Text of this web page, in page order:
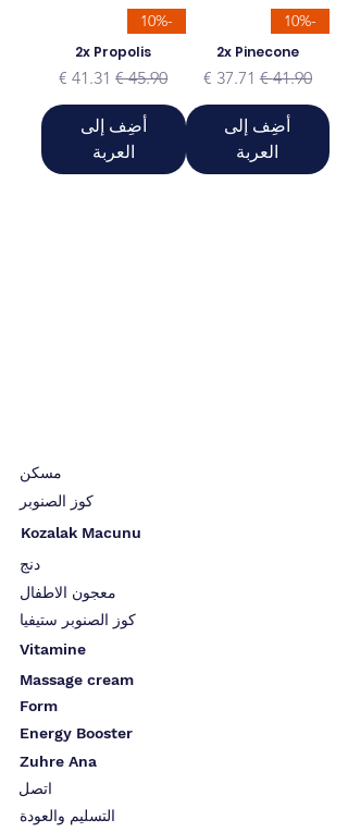
-10%
2x Pinecone
سعر عادي‏41.90 € سعر البيع
أضِف إلى
العربة
-10%
2x Propolis
سعر عادي‏45.90 € سعر البيع
أضِف إلى
العربة
مسكن
كوز الصنوبر
Kozalak Macunu
دنج
معجون الاطفال
كوز الصنوبر ستيفيا
Vitamine
Massage cream
Form
Energy Booster
Zuhre Ana
اتصل
التسليم والعودة